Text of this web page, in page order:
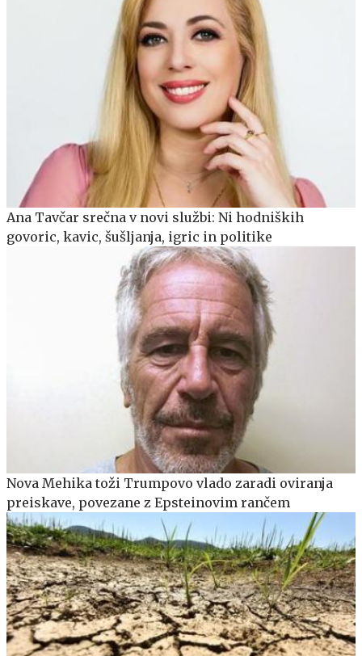
Ana Tavčar srečna v novi službi: Ni hodniških
govoric, kavic, šušljanja, igric in politike
Nova Mehika toži Trumpovo vlado zaradi oviranja
preiskave, povezane z Epsteinovim rančem